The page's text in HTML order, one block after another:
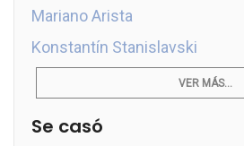
Mariano Arista
Konstantín Stanislavski
VER MÁS...
Se casó